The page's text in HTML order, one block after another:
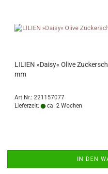
LILIEN »Daisy« Olive
mm
Art.Nr.: 221157077
Lieferzeit:
ca. 2 Wochen
IN DEN